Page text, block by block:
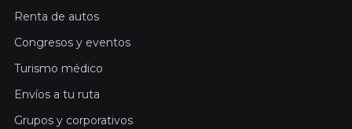
Renta de autos
Congresos y eventos
Turismo médico
Envíos a tu ruta
Grupos y corporativos